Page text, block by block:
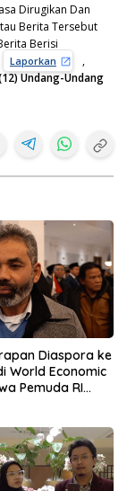
Dirugikan Dan
Berita Tersebut
Berisi
Laporkan
,
Undang-Undang
Diaspora ke
World Economic
Pemuda RI